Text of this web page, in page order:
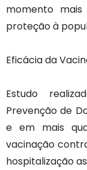
momento mais
proteção à
Eficácia da
Estudo
Prevenção de
e em mais
vacinação
hospitalização